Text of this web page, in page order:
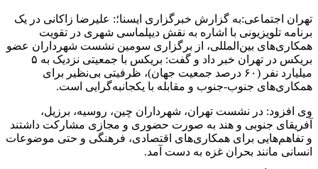
تهران اجتماعی:به گزارش خبرگزاری ایسنا؛: علیرضا زاکانی در یک
برنامه تلویزیونی با اشاره به نقش دیپلماسی شهری در تقویت
همکاری‌های بین‌المللی، از برگزاری سومین نشست شهرداران عضو
بریکس در تهران خبر داد و گفت: بریکس با جمعیتی نزدیک به ۵
میلیارد نفر (۶۰ درصد جمعیت جهان)، ظرفیتی بی‌نظیر برای
همکاری‌های جنوب-جنوب و مقابله با یکجانبه‌گرایی است.
وی افزود: در نشست تهران، شهرداران چین، روسیه، برزیل،
آفریقای جنوبی و هند به صورت حضوری و مجازی مشارکت داشتند
و تفاهم‌هایی برای همکاری‌های اقتصادی، فرهنگی و حتی موضوعات
انسانی مانند بحران غزه به دست آمد.